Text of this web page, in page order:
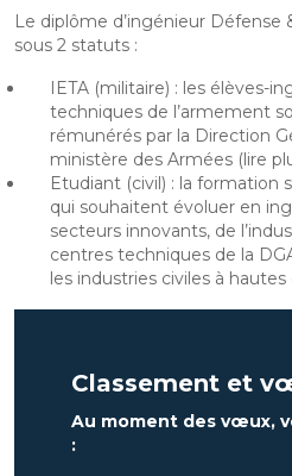
Le diplôme d’ingénieur Défense
sous 2 statuts :
IETA (militaire) : les élèves-
techniques de l’armement
rémunérés par la Direction
ministère des Armées (lire
Etudiant (civil) : la formation
qui souhaitent évoluer en
secteurs innovants, de
centres techniques de la
les industries civiles à
Classement et
Au moment des vœux,
: